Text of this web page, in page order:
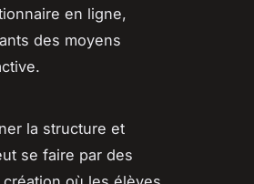
en ligne,
des moyens
la structure et
se faire par des